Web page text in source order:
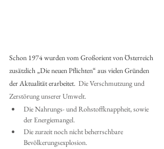
Schon 1974 wurden vom Großorient von Österreich
zusätzlich „Die neuen Pflichten“ aus vielen Gründen
der Aktualität erarbeitet. Die Verschmutzung und
Zerstörung unserer Umwelt.
Die Nahrungs- und Rohstoffknappheit, sowie
der Energiemangel.
Die zurzeit noch nicht beherrschbare
Bevölkerungsexplosion.